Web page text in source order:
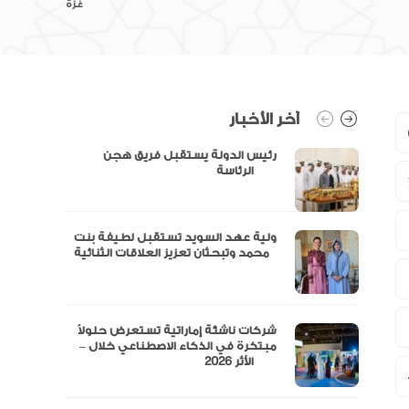
غزة
آخر الأخبار
رئيس الدولة يستقبل فريق هجن
ولية عهد السويد تستقبل لطيفة بنت
شركات ناشئة إماراتية تستعرض حلولاً
مبتكرة في الذكاء الاصطناعي خلال –